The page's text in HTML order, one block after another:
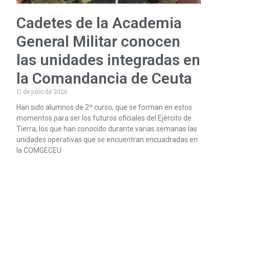
Cadetes de la Academia
General Militar conocen
las unidades integradas en
la Comandancia de Ceuta
11 de julio de 2026
Han sido alumnos de 2º curso, que se forman en estos
momentos para ser los futuros oficiales del Ejército de
Tierra, los que han conocido durante varias semanas las
unidades operativas que se encuentran encuadradas en
la COMGECEU